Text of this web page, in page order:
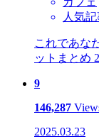
人気
これであな
ットまとめ
9
146,287
2025.03.23